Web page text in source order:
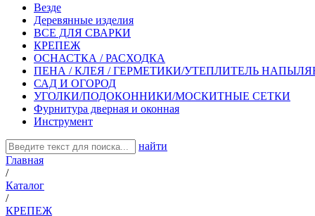
Везде
Деревянные изделия
ВСЕ ДЛЯ СВАРКИ
КРЕПЕЖ
ОСНАСТКА / РАСХОДКА
ПЕНА / КЛЕЯ / ГЕРМЕТИКИ/УТЕПЛИТЕЛЬ
САД И ОГОРОД
УГОЛКИ/ПОДОКОННИКИ/МОСКИТНЫЕ СЕТКИ
Фурнитура дверная и оконная
Инструмент
найти
Главная
/
Каталог
/
КРЕПЕЖ